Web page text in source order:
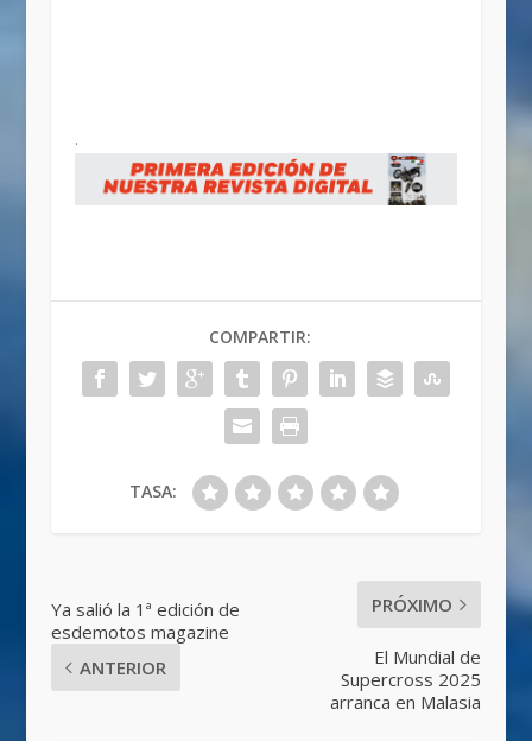
.
COMPARTIR:
TASA:
Ya salió la 1ª edición de
esdemotos magazine
ANTERIOR
PRÓXIMO
El Mundial de
Supercross 2025
arranca en Malasia